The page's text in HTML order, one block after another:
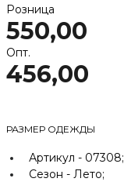
Розница
550,00
Опт.
456,00
РАЗМЕР ОДЕЖДЫ
Артикул - 07308;
Сезон - Лето;